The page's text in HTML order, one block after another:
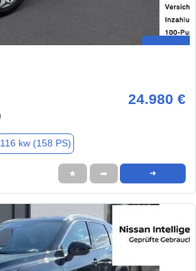
24.980 €
116 kw (158 PS)
★ ➦ ➜